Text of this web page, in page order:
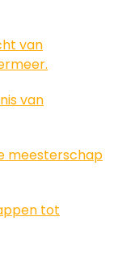
van
van
meesterschap
tot